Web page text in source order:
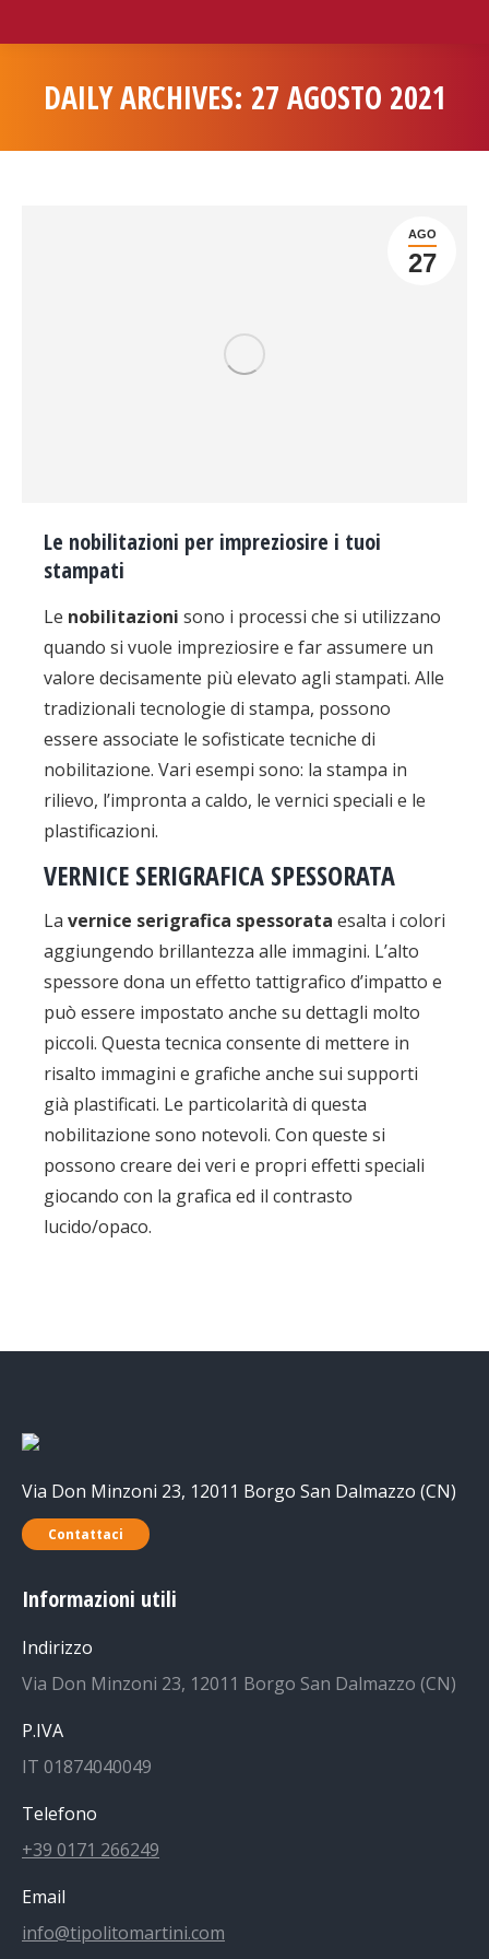
DAILY ARCHIVES: 27 AGOSTO 2021
AGO
27
Le nobilitazioni per impreziosire i tuoi
stampati
Le nobilitazioni sono i processi che si utilizzano
quando si vuole impreziosire e far assumere un
valore decisamente più elevato agli stampati. Alle
tradizionali tecnologie di stampa, possono
essere associate le sofisticate tecniche di
nobilitazione. Vari esempi sono: la stampa in
rilievo, l’impronta a caldo, le vernici speciali e le
plastificazioni.
VERNICE SERIGRAFICA SPESSORATA
La vernice serigrafica spessorata esalta i colori
aggiungendo brillantezza alle immagini. L’alto
spessore dona un effetto tattigrafico d’impatto e
può essere impostato anche su dettagli molto
piccoli. Questa tecnica consente di mettere in
risalto immagini e grafiche anche sui supporti
già plastificati. Le particolarità di questa
nobilitazione sono notevoli. Con queste si
possono creare dei veri e propri effetti speciali
giocando con la grafica ed il contrasto
lucido/opaco.
Via Don Minzoni 23, 12011 Borgo San Dalmazzo (CN)
Contattaci
Informazioni utili
Indirizzo
Via Don Minzoni 23, 12011 Borgo San Dalmazzo (CN)
P.IVA
IT 01874040049
Telefono
+39 0171 266249
Email
info@tipolitomartini.com